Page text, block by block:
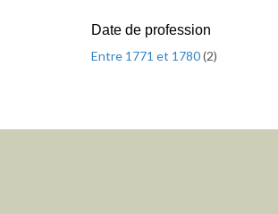
Date de profession
Entre 1771 et 1780(2)